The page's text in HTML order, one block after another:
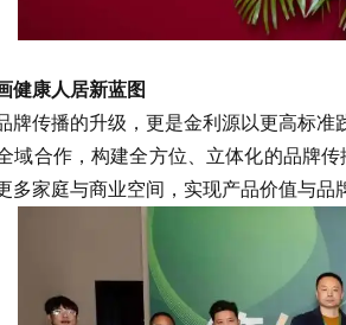
健康人居新蓝图
牌传播的升级，更是金利源以更高标
域合作，构建全方位、立体化的品牌
多家庭与商业空间，实现产品价值与品